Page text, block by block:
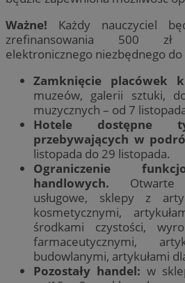
Ważne! Każdy nauczyciel
zrefinansowania 500
elektronicznego niezbędnego do
Zamknięcie placówek
muzeów, galerii sztuki,
muzycznych – od 7
Hotele dostępne
przebywających w
listopada do 29 listopada.
Ograniczenie
handlowych. Otwarte
usługowe, sklepy z
kosmetycznymi,
środkami czystości,
farmaceutycznymi,
budowlanymi, artykułami
Pozostały handel: w